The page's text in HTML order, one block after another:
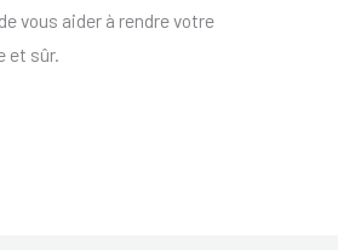
vous aider à rendre votre
et sûr.